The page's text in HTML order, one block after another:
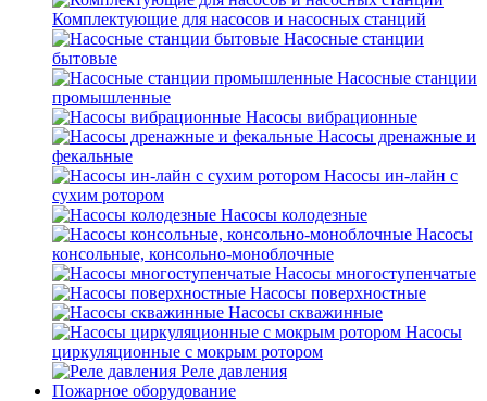
Комплектующие для насосов и насосных станций
Насосные станции
бытовые
Насосные станции
промышленные
Насосы вибрационные
Насосы дренажные и
фекальные
Насосы ин-лайн с
сухим ротором
Насосы колодезные
Насосы
консольные, консольно-моноблочные
Насосы многоступенчатые
Насосы поверхностные
Насосы скважинные
Насосы
циркуляционные с мокрым ротором
Реле давления
Пожарное оборудование